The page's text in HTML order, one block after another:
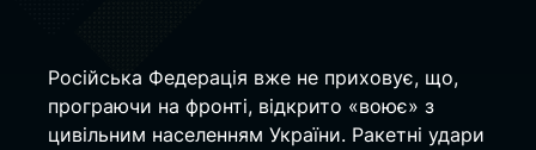
Російська Федерація вже не приховує, що,
програючи на фронті, відкрито «воює» з
цивільним населенням України. Ракетні удари